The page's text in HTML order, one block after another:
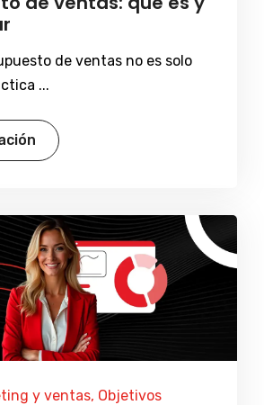
de ventas no es solo
...
y ventas, Objetivos